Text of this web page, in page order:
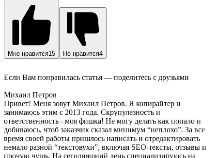
Мне нравится15 Не нравится4
Если Вам понравилась статья — поделитесь с друзьями
Михаил Петров
Привет! Меня зовут Михаил Петров. Я копирайтер и
занимаюсь этим с 2013 года. Скрупулезность и
ответственность - моя фишка! Не могу делать как попало и
добиваюсь, чтоб заказчик сказал минимум “неплохо”. За все
время своей работы пришлось написать и отредактировать
немало разной “текстовухи”, включая SEO-тексты, отзывы и
прочую чушь. На сегодняшний день специализируюсь на